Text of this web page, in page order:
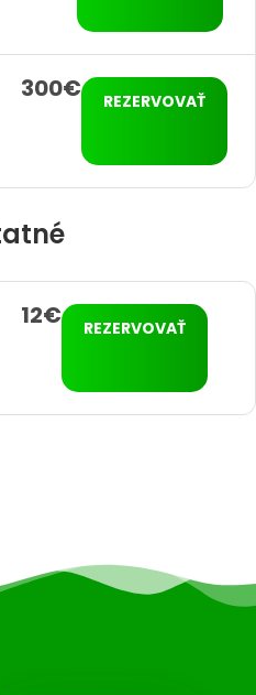
300€ REZERVOVAŤ
12€ REZERVOVAŤ